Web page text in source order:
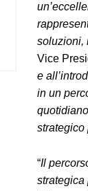
soluzioni,
Vice
e
in un
strategico
“Il
strategica